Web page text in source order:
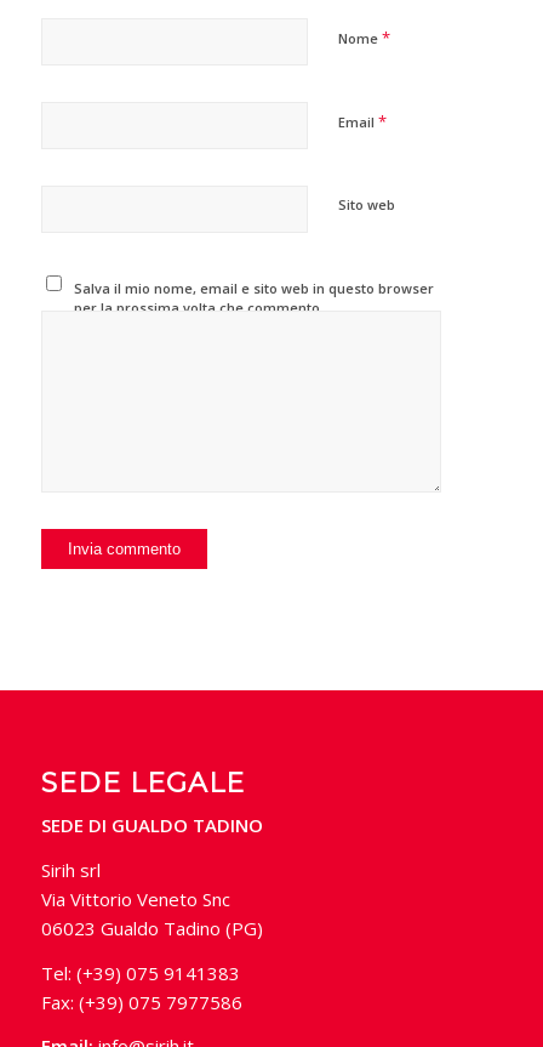
Nome *
Email *
Sito web
Salva il mio nome, email e sito web in questo browser
per la prossima volta che commento.
SEDE LEGALE
SEDE DI GUALDO TADINO
Sirih srl
Via Vittorio Veneto Snc
06023 Gualdo Tadino (PG)
Tel: (+39) 075 9141383
Fax: (+39) 075 7977586